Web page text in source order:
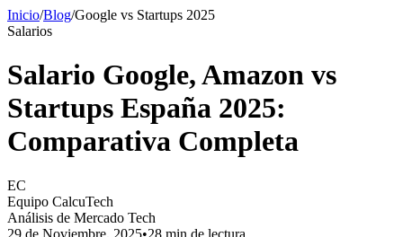
Inicio/Blog/Google vs Startups 2025
Salarios
Salario Google, Amazon vs
Startups España 2025:
Comparativa Completa
EC
Equipo CalcuTech
Análisis de Mercado Tech
29 de Noviembre, 2025•28 min de lectura